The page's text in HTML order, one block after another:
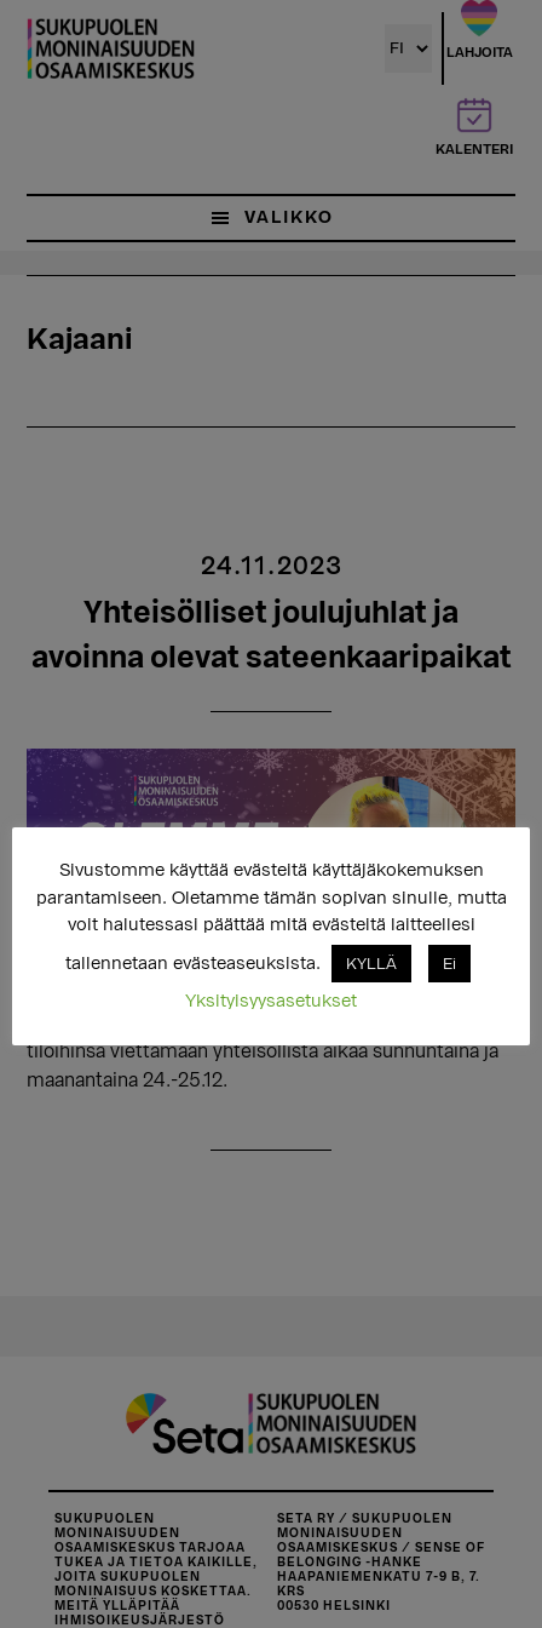
Hyppää
pääsisältöön
LAHJOITA
KALENTERI
VALIKKO
Kajaani
24.11.2023
Yhteisölliset joulujuhlat ja
avoinna olevat sateenkaaripaikat
tiloihinsa viettämään yhteisöllistä aikaa sunnuntaina ja
maanantaina 24.-25.12.
SUKUPUOLEN
MONINAISUUDEN
OSAAMISKESKUS TARJOAA
TUKEA JA TIETOA KAIKILLE,
JOITA SUKUPUOLEN
MONINAISUUS KOSKETTAA.
MEITÄ YLLÄPITÄÄ
IHMISOIKEUSJÄRJESTÖ
SETA RY / SUKUPUOLEN
MONINAISUUDEN
OSAAMISKESKUS / SENSE OF
BELONGING -HANKE
HAAPANIEMENKATU 7-9 B, 7.
KRS
00530 HELSINKI
Sivustomme käyttää evästeitä käyttäjäkokemuksen
parantamiseen. Oletamme tämän sopivan sinulle, mutta
voit halutessasi päättää mitä evästeitä laitteellesi
tallennetaan evästeaseuksista. KYLLÄ Ei
Yksityisyysasetukset